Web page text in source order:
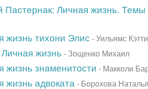
Пастернак: Личная жизнь. Темы
жизнь тихони Элис - Уильямс Кэтти
жизнь - Зощенко Михаил
жизнь знаменитости - Макколи
жизнь адвоката - Борохова